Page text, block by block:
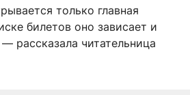
только главная
билетов оно зависает и
рассказала читательница